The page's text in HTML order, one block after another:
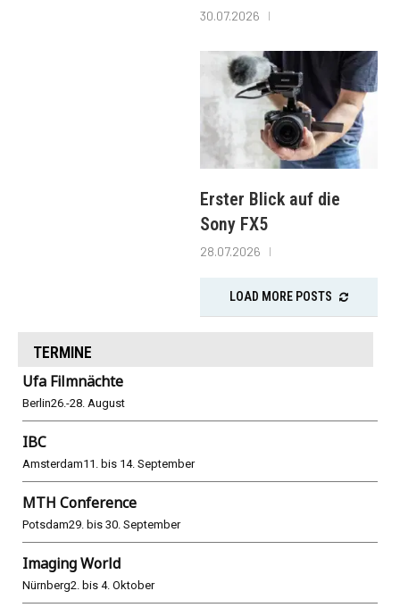
30.07.2026
Erster Blick auf die
Sony FX5
28.07.2026
LOAD MORE POSTS
TERMINE
Ufa Filmnächte
Berlin26.-28. August
IBC
Amsterdam11. bis 14. September
MTH Conference
Potsdam29. bis 30. September
Imaging World
Nürnberg2. bis 4. Oktober